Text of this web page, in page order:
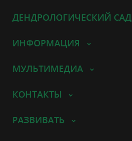
ДЕНДРОЛОГИЧЕСКИЙ САД
ИНФОРМАЦИЯ
МУЛЬТИМЕДИА
КОНТАКТЫ
РАЗВИВАТЬ